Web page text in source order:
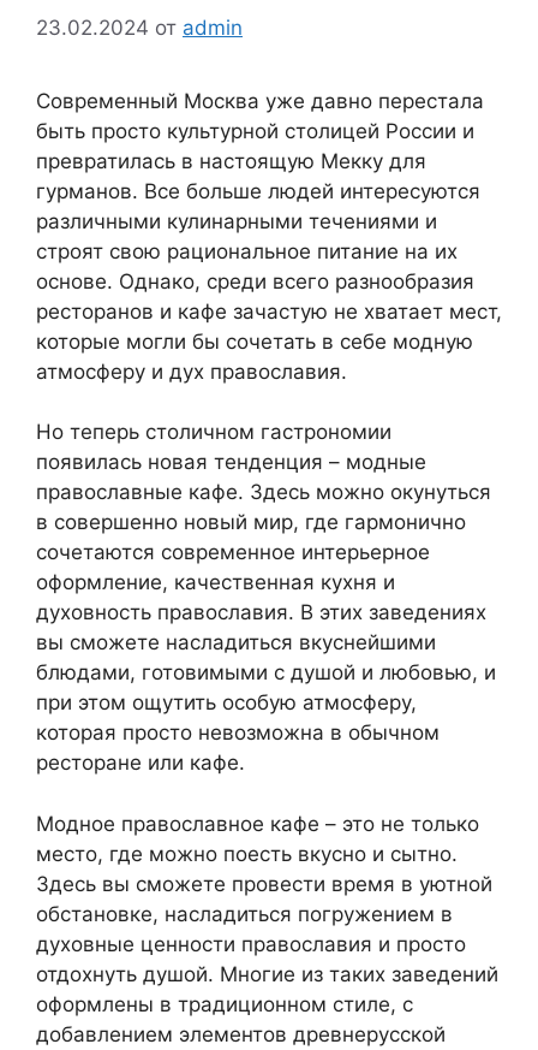
23.02.2024 от admin
Современный Москва уже давно перестала
быть просто культурной столицей России и
превратилась в настоящую Мекку для
гурманов. Все больше людей интересуются
различными кулинарными течениями и
строят свою рациональное питание на их
основе. Однако, среди всего разнообразия
ресторанов и кафе зачастую не хватает мест,
которые могли бы сочетать в себе модную
атмосферу и дух православия.
Но теперь столичном гастрономии
появилась новая тенденция – модные
православные кафе. Здесь можно окунуться
в совершенно новый мир, где гармонично
сочетаются современное интерьерное
оформление, качественная кухня и
духовность православия. В этих заведениях
вы сможете насладиться вкуснейшими
блюдами, готовимыми с душой и любовью, и
при этом ощутить особую атмосферу,
которая просто невозможна в обычном
ресторане или кафе.
Модное православное кафе – это не только
место, где можно поесть вкусно и сытно.
Здесь вы сможете провести время в уютной
обстановке, насладиться погружением в
духовные ценности православия и просто
отдохнуть душой. Многие из таких заведений
оформлены в традиционном стиле, с
добавлением элементов древнерусской